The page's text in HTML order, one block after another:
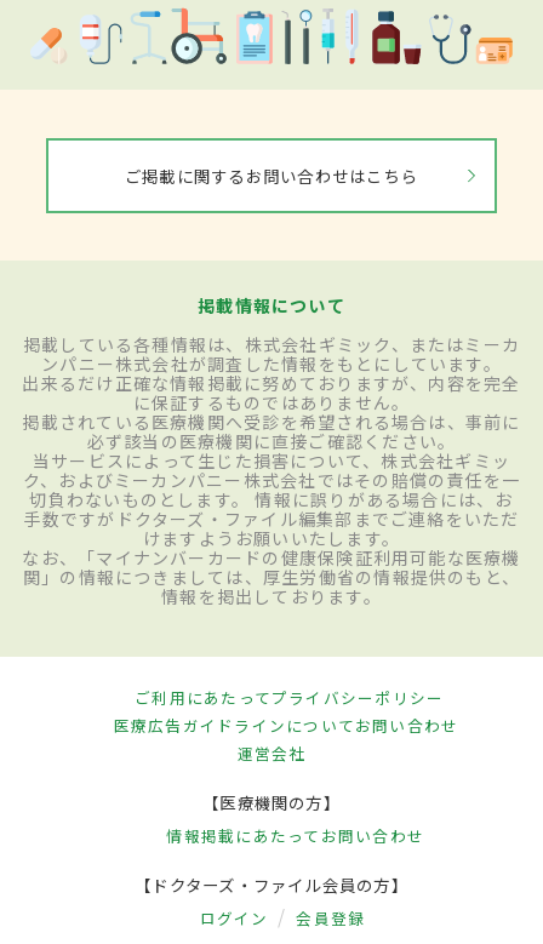
ご掲載に関するお問い合わせはこちら
掲載情報について
掲載している各種情報は、株式会社ギミック、またはミーカ
ンパニー株式会社が調査した情報をもとにしています。
出来るだけ正確な情報掲載に努めておりますが、内容を完全
に保証するものではありません。
掲載されている医療機関へ受診を希望される場合は、事前に
必ず該当の医療機関に直接ご確認ください。
当サービスによって生じた損害について、株式会社ギミッ
ク、およびミーカンパニー株式会社ではその賠償の責任を一
切負わないものとします。 情報に誤りがある場合には、お
手数ですがドクターズ・ファイル編集部までご連絡をいただ
けますようお願いいたします。
なお、「マイナンバーカードの健康保険証利用可能な医療機
関」の情報につきましては、厚生労働省の情報提供のもと、
情報を掲出しております。
ご利用にあたってプライバシーポリシー
医療広告ガイドラインについてお問い合わせ
運営会社
【医療機関の方】
情報掲載にあたって お問い合わせ
【ドクターズ・ファイル会員の方】
ログイン 会員登録